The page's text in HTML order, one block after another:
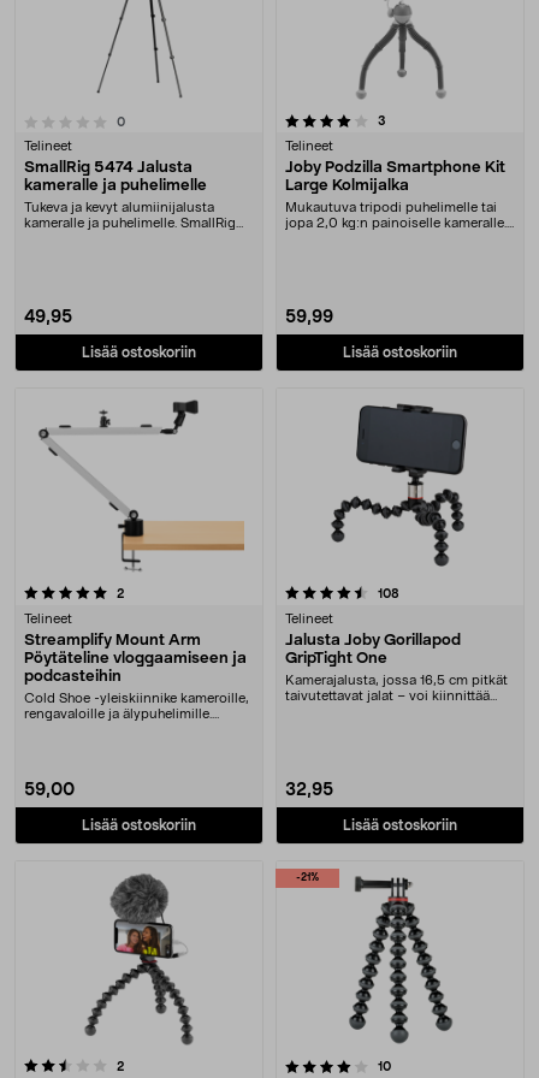
0arvostelut
Telineet
SmallRig 5474 Jalusta
kameralle ja puhelimelle
Tukeva ja kevyt alumiinijalusta
kameralle ja puhelimelle. SmallRig
49,95
Lisää ostoskoriin
4.0 viidestä tähdestä 3
Telineet
Joby Podzilla Smartphone Kit
Large Kolmijalka
Mukautuva tripodi puhelimelle tai
jopa 2,0 kg:n painoiselle kameralle.
59,99
Lisää ostoskoriin
2arvostelut
Telineet
Streamplify Mount Arm
Pöytäteline vloggaamiseen ja
podcasteihin
Cold Shoe -yleiskiinnike kameroille,
rengavaloille ja älypuhelimille.
59,00
Lisää ostoskoriin
4.5 viidestä tähdestä 108
Telineet
Jalusta Joby Gorillapod
GripTight One
Kamerajalusta, jossa 16,5 cm pitkät
taivutettavat jalat – voi kiinnittää
32,95
Lisää ostoskoriin
2arvostelut
-21%
4.0 viidestä tähdestä 10arvostelut